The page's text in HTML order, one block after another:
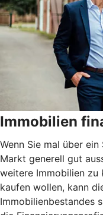
Immobilien
Wenn Sie mal über
Markt generell gut
weitere Immobilien zu
kaufen wollen, kann
Immobilienbestandes